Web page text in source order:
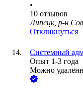
•
10 отзывов
Липецк, р-н
Откликнуться
Системный
Опыт 1-3 года
Можно